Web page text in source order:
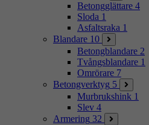
Betongglättare 4
Sloda 1
Asfaltsraka 1
Blandare 10
Betongblandare 2
Tvångsblandare 1
Omrörare 7
Betongverktyg 5
Murbrukshink 1
Slev 4
Armering 32